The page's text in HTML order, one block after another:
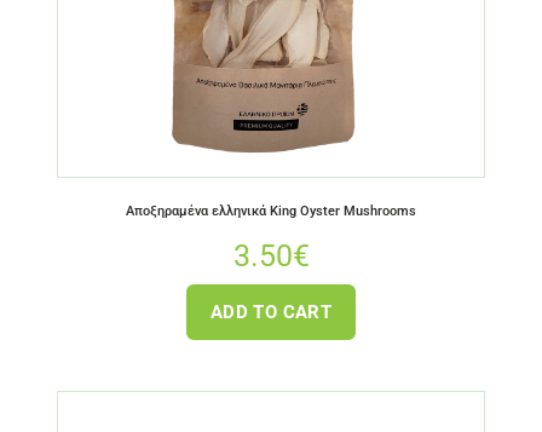
Αποξηραμένα ελληνικά King Oyster Mushrooms
3.50€
ADD TO CART